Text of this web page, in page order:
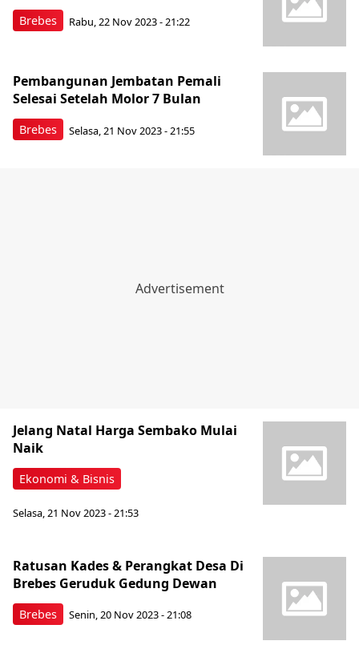
Brebes Rabu, 22 Nov 2023 - 21:22
Brebes
Pembangunan Jembatan Pemali
Selesai Setelah Molor 7 Bulan
Selasa, 21 Nov 2023 - 21:55
Ekonomi & Bisnis
Jelang Natal Harga Sembako Mulai
Naik
Selasa, 21 Nov 2023 - 21:53
Brebes
Ratusan Kades & Perangkat Desa Di
Brebes Geruduk Gedung Dewan
Senin, 20 Nov 2023 - 21:08